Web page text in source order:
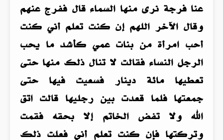
عنا فرجة نرى منها السماء قال ففرج عنهم
وقال الآخر اللهم إن كنت تعلم أني كنت
أحب امرأة من بنات عمي كأشد ما يحب
الرجل النساء فقالت لا تنال ذلك منها حتى
تعطيها مائة دينار فسعيت فيها حتى
جمعتها فلما قعدت بين رجليها قالت اتق
الله ولا تفض الخاتم إلا بحقه فقمت
وتركتها فإن كنت تعلم أني فعلت ذلك